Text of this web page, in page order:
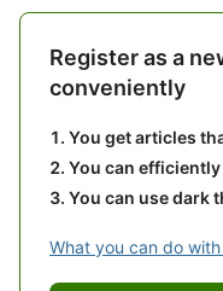
Register as a
conveniently
You get articles
You can
You can use dark
What you can do